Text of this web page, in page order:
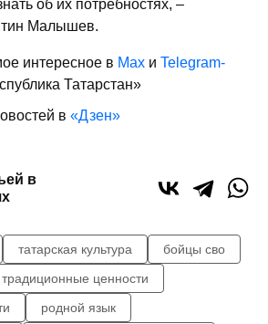
об их потребностях, –
Малышев.
интересное в Max и Telegram-
Татарстан»
в «Дзен»
в
татарская культура
бойцы сво
традиционные ценности
родной язык